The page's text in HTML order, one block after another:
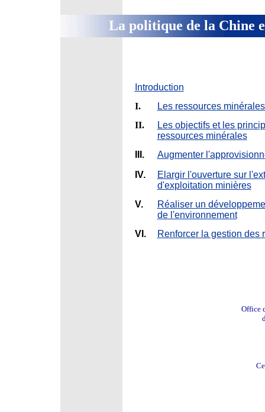
La politique de la Chine
Introduction
I.
Les ressources
II.
Les objectifs et les
ressources minérales
III.
Augmenter
IV.
Elargir l'ouverture sur
d'exploitation minières
V.
Réaliser un
de l'environnement
VI.
Renforcer la gestion des
Office